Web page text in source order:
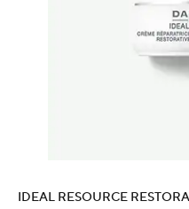
IDEAL RESOURCE